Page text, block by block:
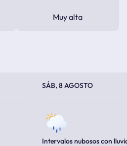
Muy alta
SÁB, 8 AGOSTO
Intervalos nubosos con